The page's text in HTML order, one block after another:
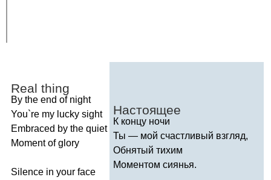
Real thing
By the end of night
You`re my lucky sight
Embraced by the quiet
Moment of glory
Silence in your face
Настоящее
К концу ночи
Ты — мой счастливый взгляд,
Обнятый тихим
Моментом сиянья.